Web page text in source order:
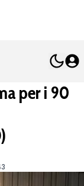
per i 90